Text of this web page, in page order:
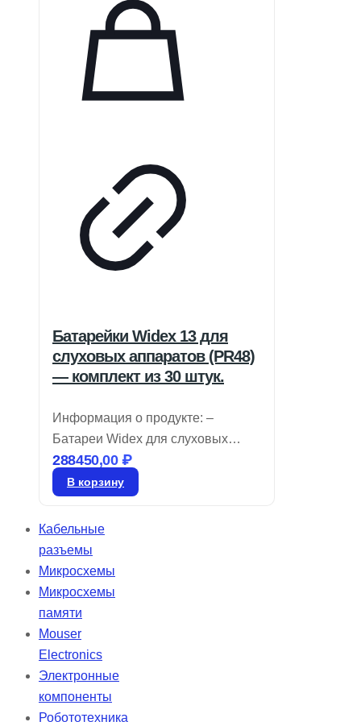
Батарейки Widex 13 для
слуховых аппаратов (PR48)
— комплект из 30 штук.
Информация о продукте: –
Батареи Widex для слуховых
аппаратов имеют цветовую
маркировку, позволяющую легко
изготовлены на основе воздушно-
батареи: ◦ Снимите защитную
слуховой аппарат. ◦ Для замены
288450,00₽
В корзину
Кабельные
разъемы
Микросхемы
Микросхемы
памяти
Mouser
Electronics
Электронные
компоненты
Робототехника